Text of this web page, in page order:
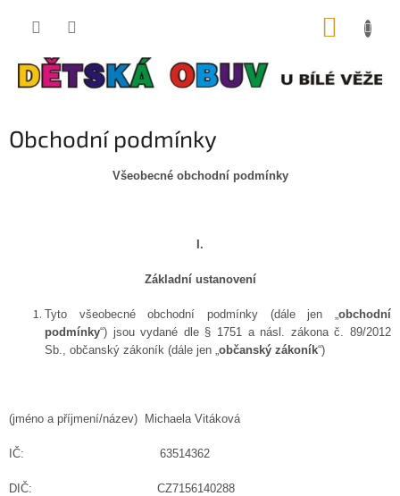
Obchodní podmínky
Všeobecné obchodní podmínky
I.
Základní ustanovení
Tyto všeobecné obchodní podmínky (dále jen „ obchodní
podmínky“) jsou vydané dle § 1751 a násl. zákona č. 89/2012
Sb., občanský zákoník (dále jen „ občanský zákoník“)
(jméno a příjmení/název) Michaela Vitáková
IČ: 63514362
DIČ: CZ7156140288